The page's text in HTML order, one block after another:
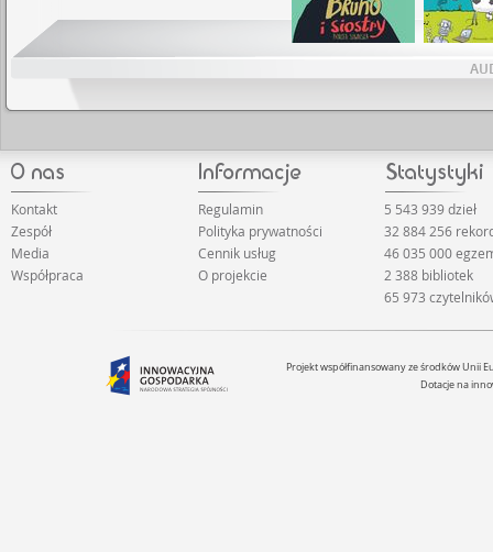
Kontakt
Zespół
Media
Współpraca
Regulamin
Polityka prywatności
Cennik usług
O projekcie
5 543 939 dzieł
32 884 256
46 035 000
2 388 bibliotek
65 973
Projekt współfinansowany ze środków Unii
Dotacje na